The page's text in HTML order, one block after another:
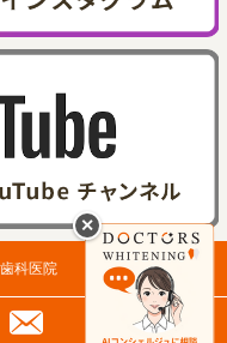
科医院
✕